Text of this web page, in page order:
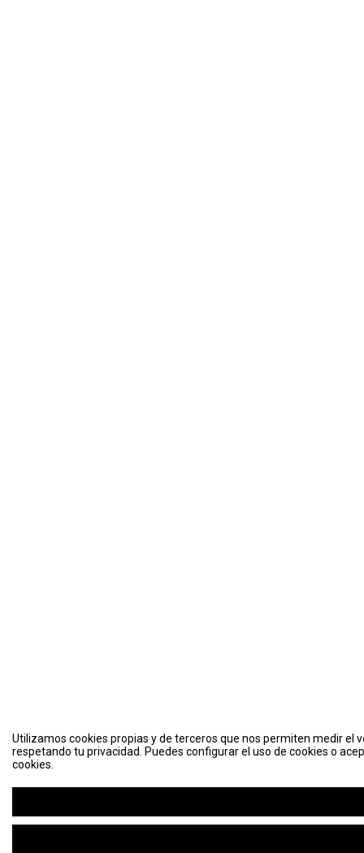
Utilizamos cookies propias y de terceros que nos permiten medir el
respetando tu privacidad. Puedes configurar el uso de cookies o
cookies.